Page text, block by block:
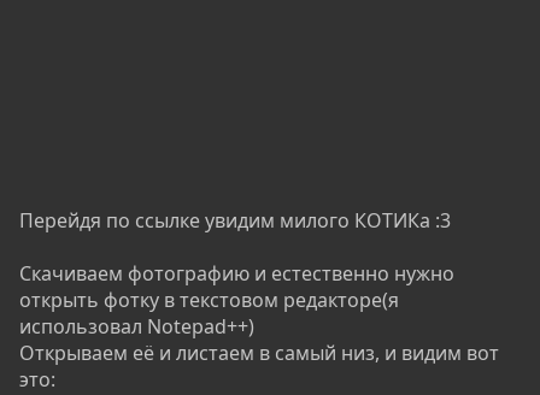
Перейдя по ссылке увидим милого КОТИКа :3
Скачиваем фотографию и естественно нужно
открыть фотку в текстовом редакторе(я
использовал Notepad++)
Открываем её и листаем в самый низ, и видим вот
это: